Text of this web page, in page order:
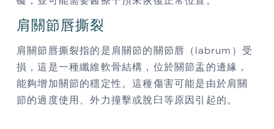
肩關節唇撕裂
肩關節唇撕裂指的是肩關節的關節唇（labrum）受
損，這是一種纖維軟骨結構，位於關節盂的邊緣，
能夠增加關節的穩定性。這種傷害可能是由於肩關
節的過度使用、外力撞擊或脫臼等原因引起的。